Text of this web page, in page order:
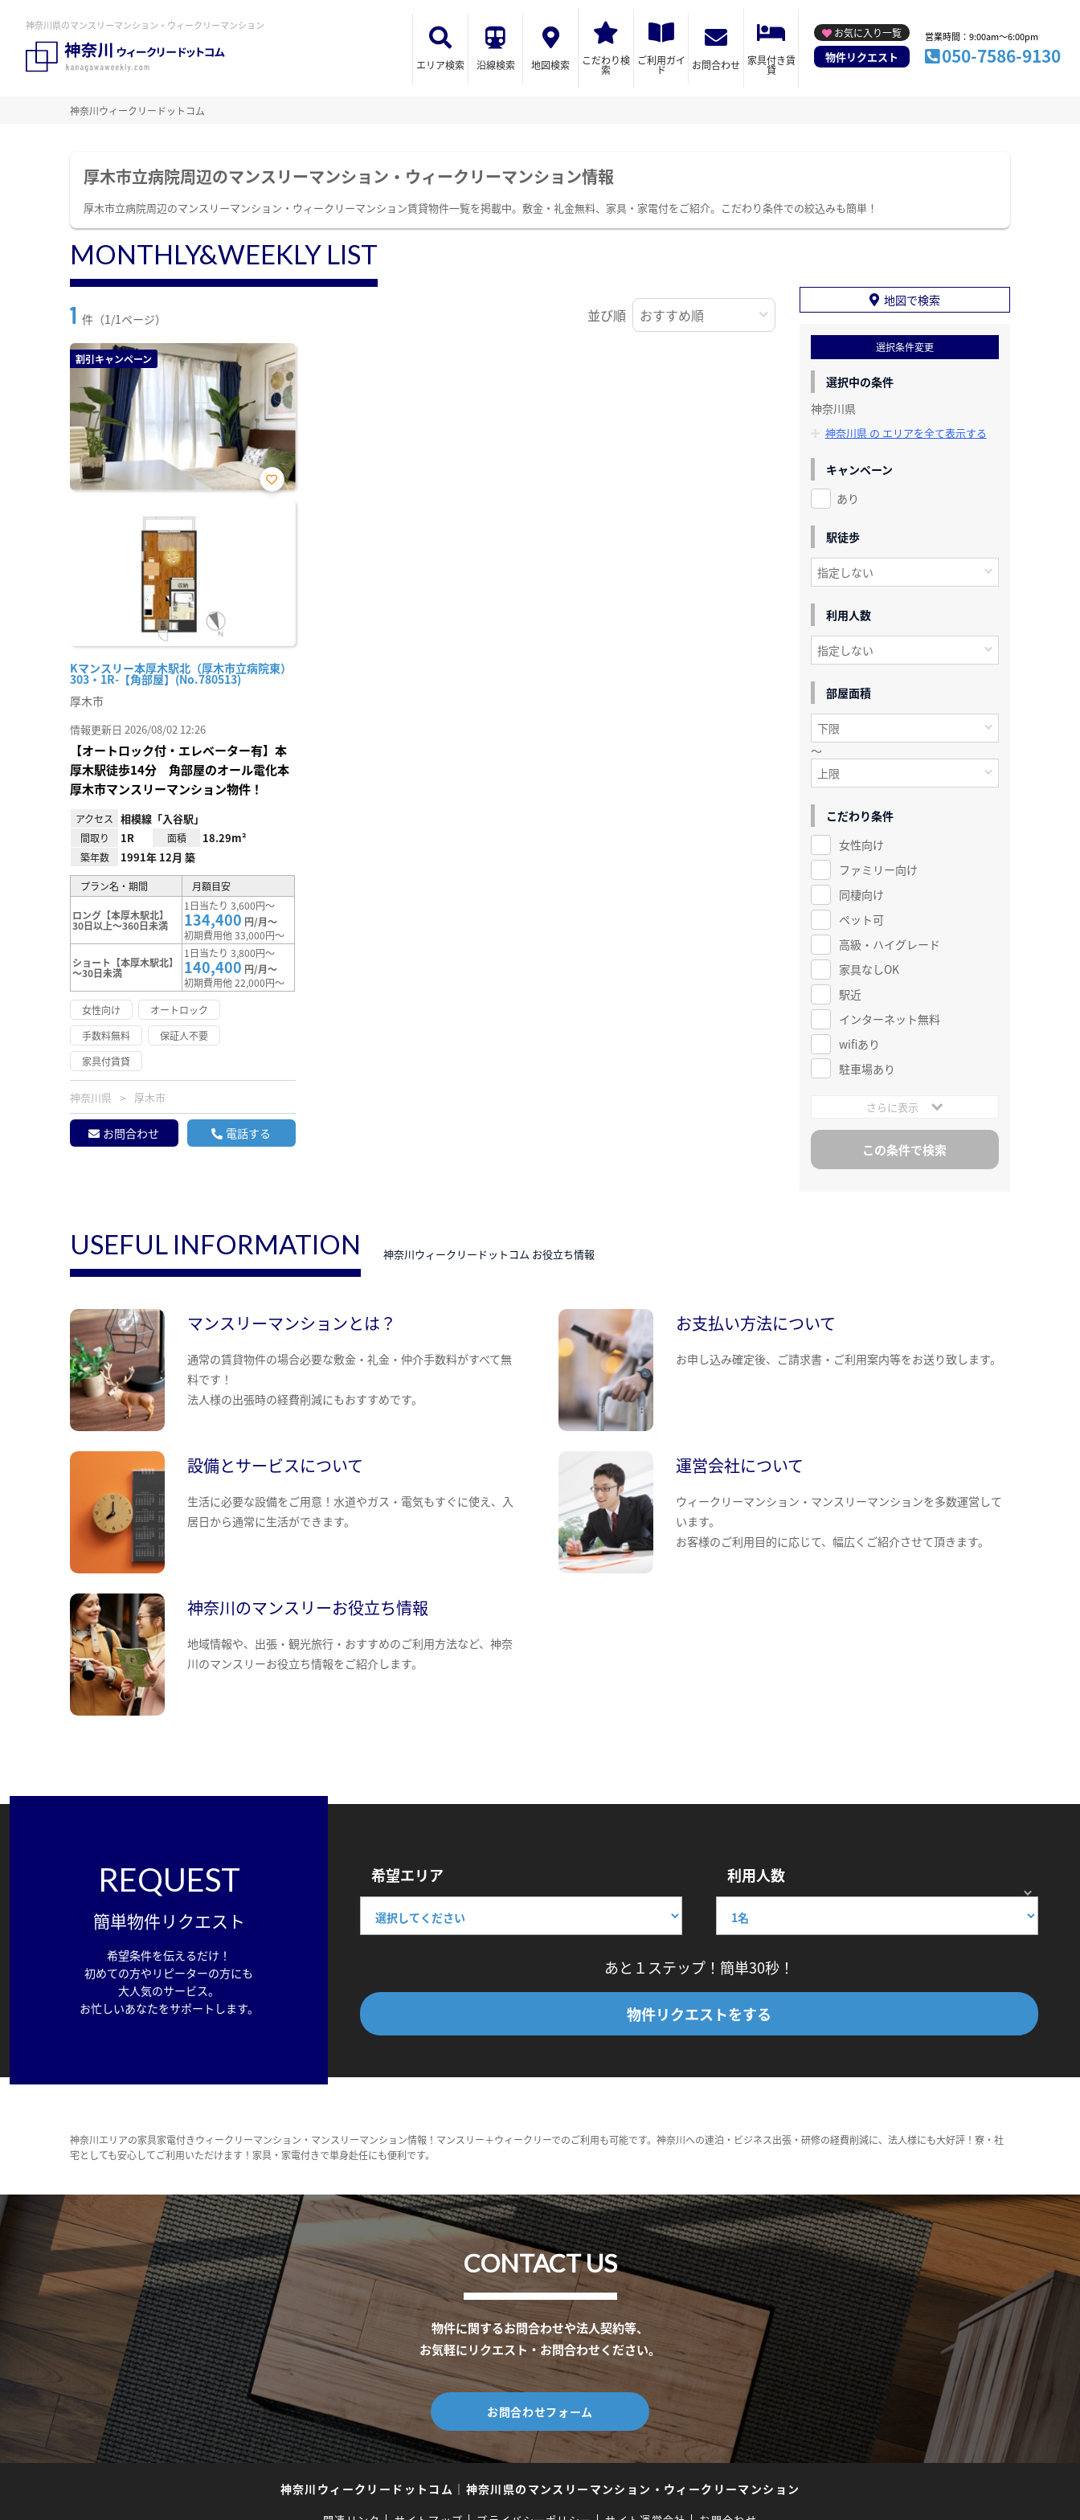
神奈川県のマンスリーマンション・ウィークリーマンション
エリア検索 沿線検索 地図検索 こだわり検
索
ご利用ガイ
ド お問合わせ 家具付き賃
貸
お気に入り一覧
物件リクエスト
営業時間：9:00am～6:00pm
050-7586-9130
神奈川ウィークリードットコム
厚木市立病院周辺のマンスリーマンション・ウィークリーマンション情報
厚木市立病院周辺のマンスリーマンション・ウィークリーマンション賃貸物件一覧を掲載中。敷金・礼金無料、家具・家電付をご紹介。こだわり条件での絞込みも簡単！
MONTHLY&WEEKLY LIST
1 件（1/1ページ） 並び順
割引キャンペーン
Kマンスリー本厚木駅北（厚木市立病院東）
303・1R-【角部屋】(No.780513)
お気
厚木市
情報更新日 2026/08/02 12:26
【オートロック付・エレベーター有】本
厚木駅徒歩14分 角部屋のオール電化本
厚木市マンスリーマンション物件！
アクセス 相模線「入谷駅」
間取り 1R 面積 18.29m²
築年数 1991年 12月 築
プラン名・期間 月額目安
ロング【本厚木駅北】
30日以上～360日未満
1日当たり 3,600円～
134,400 円/月～
初期費用他 33,000円～
ショート【本厚木駅北】
～30日未満
1日当たり 3,800円～
140,400 円/月～
初期費用他 22,000円～
女性向け
オートロック
手数料無料
保証人不要
家具付賃貸
神奈川県 厚木市
お問合わせ 電話する
地図で検索
選択条件変更
選択中の条件
神奈川県
神奈川県 の エリアを全て表示する
キャンペーン
あり
駅徒歩
利用人数
部屋面積
～
こだわり条件
女性向け
ファミリー向け
同棲向け
ペット可
高級・ハイグレード
家具なしOK
駅近
インターネット無料
wifiあり
駐車場あり
さらに表示
USEFUL INFORMATION 神奈川ウィークリードットコム お役立ち情報
マンスリーマンションとは？
通常の賃貸物件の場合必要な敷金・礼金・仲介手数料がすべて無
料です！
法人様の出張時の経費削減にもおすすめです。
お支払い方法について
お申し込み確定後、ご請求書・ご利用案内等をお送り致します。
設備とサービスについて
生活に必要な設備をご用意！水道やガス・電気もすぐに使え、入
居日から通常に生活ができます。
運営会社について
ウィークリーマンション・マンスリーマンションを多数運営して
います。
お客様のご利用目的に応じて、幅広くご紹介させて頂きます。
神奈川のマンスリーお役立ち情報
地域情報や、出張・観光旅行・おすすめのご利用方法など、神奈
川のマンスリーお役立ち情報をご紹介します。
REQUEST
簡単物件リクエスト
希望条件を伝えるだけ！
初めての方やリピーターの方にも
大人気のサービス。
お忙しいあなたをサポートします。
希望エリア 利用人数
あと１ステップ！簡単30秒！
物件リクエストをする
神奈川エリアの家具家電付きウィークリーマンション・マンスリーマンション情報！マンスリー＋ウィークリーでのご利用も可能です。神奈川への連泊・ビジネス出張・研修の経費削減に、法人様にも大好評！寮・社
宅としても安心してご利用いただけます！家具・家電付きで単身赴任にも便利です。
CONTACT US
物件に関するお問合わせや法人契約等、
お気軽にリクエスト・お問合わせください。
お問合わせフォーム
神奈川ウィークリードットコム ｜ 神奈川県のマンスリーマンション・ウィークリーマンション